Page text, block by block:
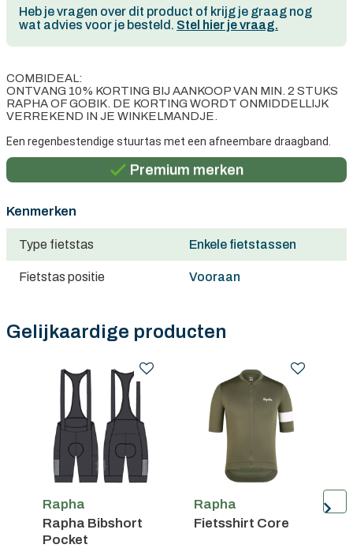
Heb je vragen over dit product of krijg je graag nog
wat advies voor je besteld. Stel hier je vraag.
COMBIDEAL:
ONTVANG 10% KORTING BIJ AANKOOP VAN MIN. 2 STUKS
RAPHA OF GOBIK. DE KORTING WORDT ONMIDDELLIJK
VERREKEND IN JE WINKELMANDJE.
Een regenbestendige stuurtas met een afneembare draagband.
Persoonlijk advies
Gratis verzending in België vanaf €100
Premium merken
Gratis verzending in België vanaf €100
Kenmerken
Type fietstas Enkele fietstassen
Fietstas positie Vooraan
Gelijkaardige producten
Rapha
Rapha Bibshort
Pocket
Rapha
Fietsshirt Core